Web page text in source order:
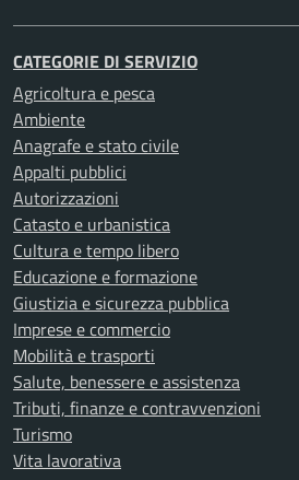
CATEGORIE DI SERVIZIO
Agricoltura e pesca
Ambiente
Anagrafe e stato civile
Appalti pubblici
Autorizzazioni
Catasto e urbanistica
Cultura e tempo libero
Educazione e formazione
Giustizia e sicurezza pubblica
Imprese e commercio
Mobilità e trasporti
Salute, benessere e assistenza
Tributi, finanze e contravvenzioni
Turismo
Vita lavorativa